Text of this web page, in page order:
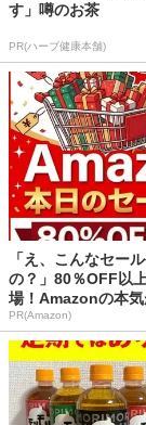
す」噂のお茶
PR(ハーブ健康本舗)
「え、こんなセー
の？」80％OFF以
場！Amazonの本気
PR(Amazon)